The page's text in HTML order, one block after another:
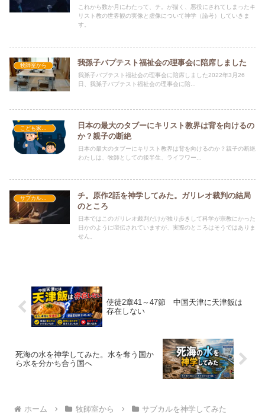
これから数か月にわたって、チ。が描く、悪役にされてしまったキ
リスト教の世界観の実像と虚像について神学（論考）していきま
す。
牧師室から 我孫子バプテスト福祉会の理事会に陪席しました
我孫子バプテスト福祉会の理事会に陪席しました2022年3月26
日、我孫子バプテスト福祉会の理事会に陪...
日本の最大のタブーにキリスト教界は背を向けるの
か？親子の断絶
日本の最大のタブーにキリスト教界は背を向けるのか？親子の断絶
わたしは、牧師としての後半生、ライフワー...
チ。原作2話を神学してみた。ガリレオ裁判の結局
のところ
日本ではこのガリレオ裁判だけが独り歩きして科学が宗教にかった
日かのように喧伝されていますが、実際のところはそうではありま
せん。
使徒2章41～47節 中国天津に天津飯は
存在しない
死海の水を神学してみた。水を奪う国か
ら水を分かち合う国へ
ホーム 牧師室から サブカルを神学してみた